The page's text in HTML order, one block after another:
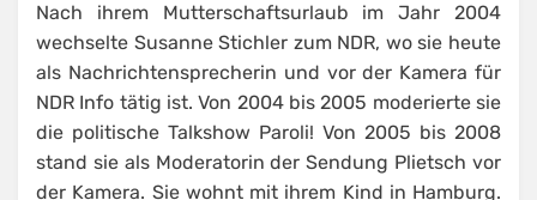
Nach ihrem Mutterschaftsurlaub im Jahr 2004
wechselte Susanne Stichler zum NDR, wo sie heute
als Nachrichtensprecherin und vor der Kamera für
NDR Info tätig ist. Von 2004 bis 2005 moderierte sie
die politische Talkshow Paroli! Von 2005 bis 2008
stand sie als Moderatorin der Sendung Plietsch vor
der Kamera. Sie wohnt mit ihrem Kind in Hamburg.